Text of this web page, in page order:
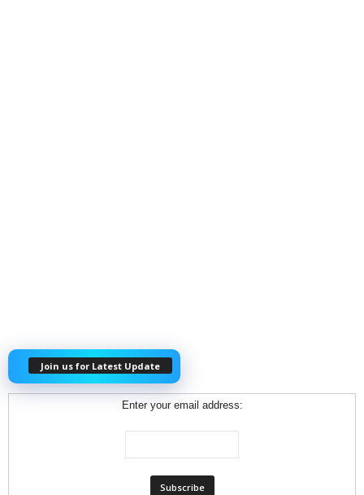
Join us for Latest Update
Enter your email address: